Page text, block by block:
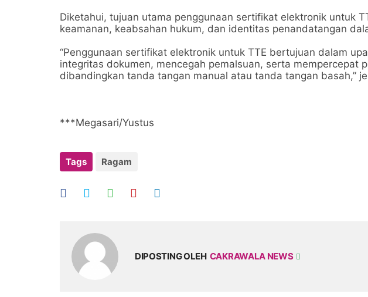
Diketahui, tujuan utama penggunaan sertifikat elektronik untuk
keamanan, keabsahan hukum, dan identitas penandatangan
“Penggunaan sertifikat elektronik untuk TTE bertujuan dalam
integritas dokumen, mencegah pemalsuan, serta mempercepat
dibandingkan tanda tangan manual atau tanda tangan basah,”
***Megasari/Yustus
Tags Ragam
DIPOSTING OLEH CAKRAWALA NEWS